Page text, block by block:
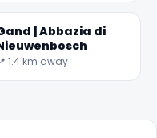
| Abbazia di
1.4 km away